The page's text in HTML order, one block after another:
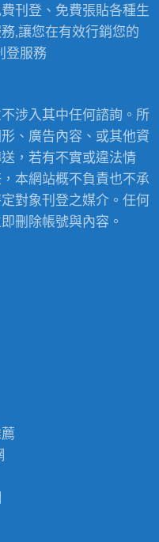
刊登、免費張貼各種生
,讓您在有效行銷您的
登服務
涉入其中任何諮詢。所
、廣告內容、或其他資
，若有不實或違法情
本網站概不負責也不承
對象刊登之媒介。任何
刪除帳號與內容。